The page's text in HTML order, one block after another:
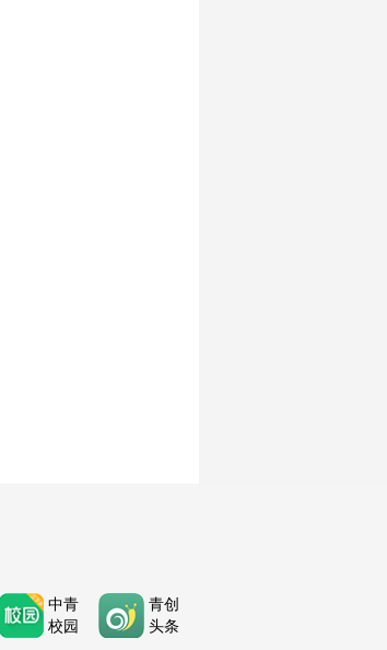
中青
校园
青创
头条